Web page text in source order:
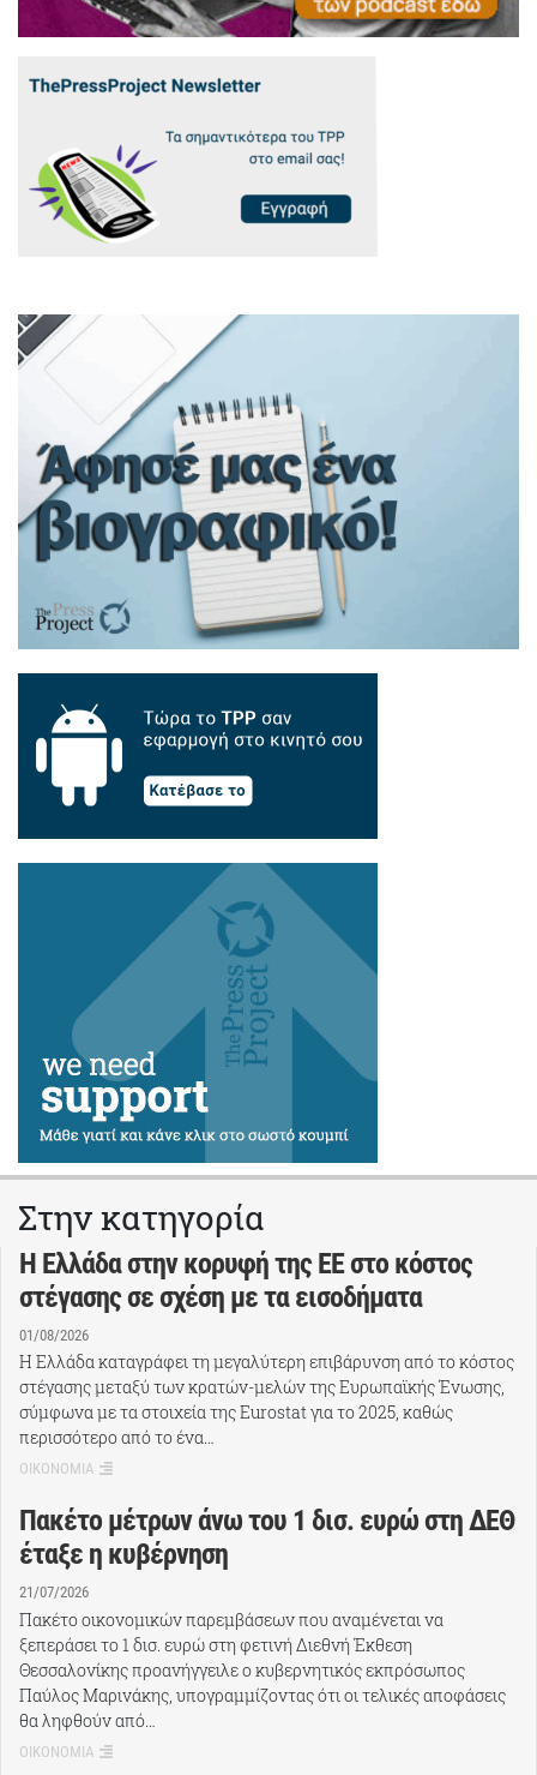
Στην κατηγορία
Η Ελλάδα στην κορυφή της ΕΕ στο κόστος
στέγασης σε σχέση με τα εισοδήματα
01/08/2026
Η Ελλάδα καταγράφει τη μεγαλύτερη επιβάρυνση από το κόστος
στέγασης μεταξύ των κρατών-μελών της Ευρωπαϊκής Ένωσης,
σύμφωνα με τα στοιχεία της Eurostat για το 2025, καθώς
περισσότερο από το ένα…
ΟΙΚΟΝΟΜΙΑ
Πακέτο μέτρων άνω του 1 δισ. ευρώ στη ΔΕΘ
έταξε η κυβέρνηση
21/07/2026
Πακέτο οικονομικών παρεμβάσεων που αναμένεται να
ξεπεράσει το 1 δισ. ευρώ στη φετινή Διεθνή Έκθεση
Θεσσαλονίκης προανήγγειλε ο κυβερνητικός εκπρόσωπος
Παύλος Μαρινάκης, υπογραμμίζοντας ότι οι τελικές αποφάσεις
θα ληφθούν από…
ΟΙΚΟΝΟΜΙΑ